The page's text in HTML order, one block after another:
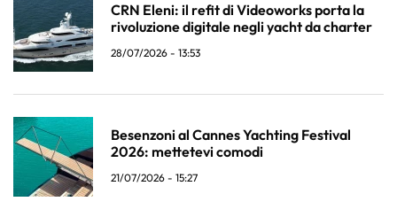
CRN Eleni: il refit di Videoworks porta la
rivoluzione digitale negli yacht da charter
28/07/2026 - 13:53
Besenzoni al Cannes Yachting Festival
2026: mettetevi comodi
21/07/2026 - 15:27